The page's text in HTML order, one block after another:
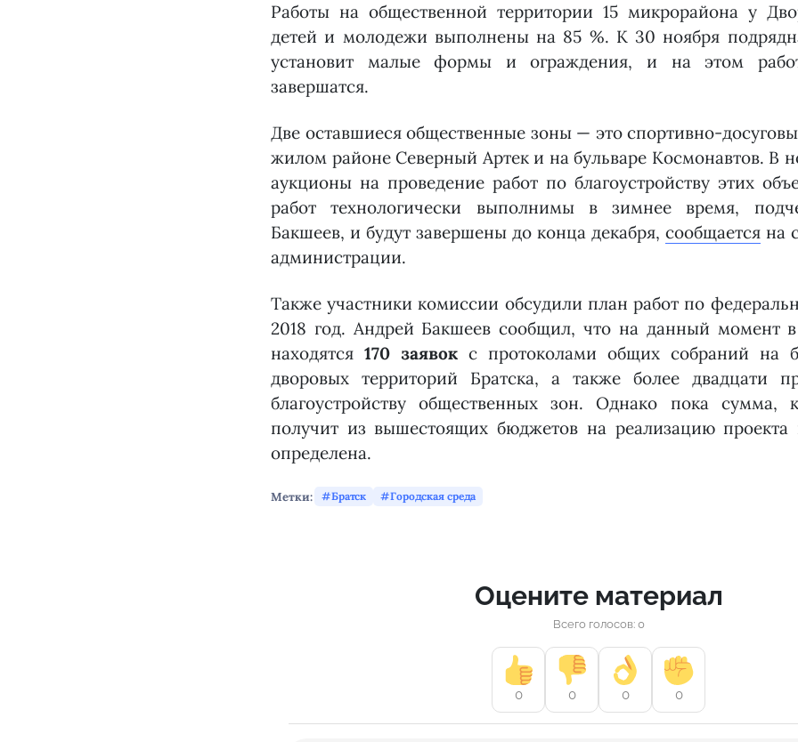
Работы на общественной территории 15 микрорайона у
детей и молодежи выполнены на 85 %. К 30 ноября
установит малые формы и ограждения, и на этом
завершатся.
Две оставшиеся общественные зоны — это спортивно-
жилом районе Северный Артек и на бульваре Космонавтов. В
аукционы на проведение работ по благоустройству этих
работ технологически выполнимы в зимнее время,
Бакшеев, и будут завершены до конца декабря, сообщается на
администрации.
Также участники комиссии обсудили план работ по
2018 год. Андрей Бакшеев сообщил, что на данный момент
находятся 170 заявок с протоколами общих собраний на
дворовых территорий Братска, а также более двадцати
благоустройству общественных зон. Однако пока сумма,
получит из вышестоящих бюджетов на реализацию проекта
определена.
Метки: Братск Городская среда
Оцените материал
Всего голосов: 0
0 0 0 0